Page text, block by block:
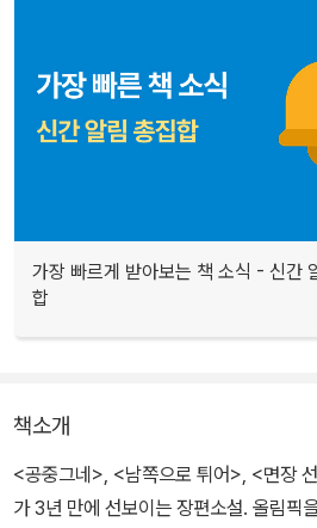
가장 빠르게 받아보는 책 소식 - 신간
합
책소개
<공중그네>, <남쪽으로 튀어>, <면장
가 3년 만에 선보이는 장편소설. 올림픽